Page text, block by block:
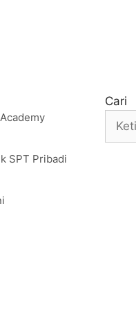
SPT Pribadi
Cari